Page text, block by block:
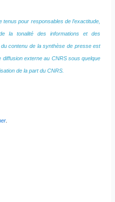
pour responsables de l’exactitude,
la tonalité des informations et des
contenu de la synthèse de presse est
externe au CNRS sous quelque
de la part du CNRS.
.